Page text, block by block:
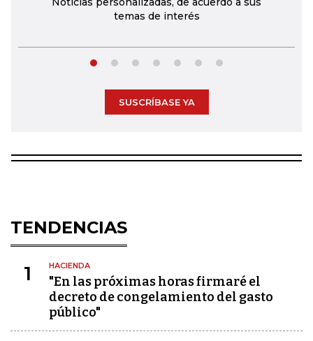
temas de interés
SUSCRÍBASE YA
TENDENCIAS
1 HACIENDA
"En las próximas horas firmaré el
decreto de congelamiento del gasto
público"